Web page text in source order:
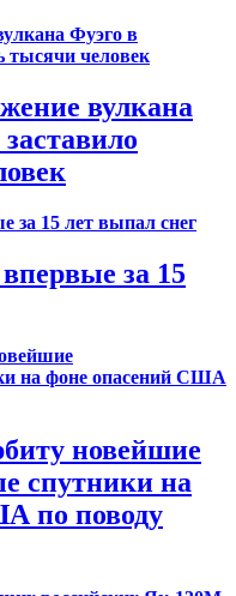
вулкана
за 15
новейшие
спутники на
по поводу